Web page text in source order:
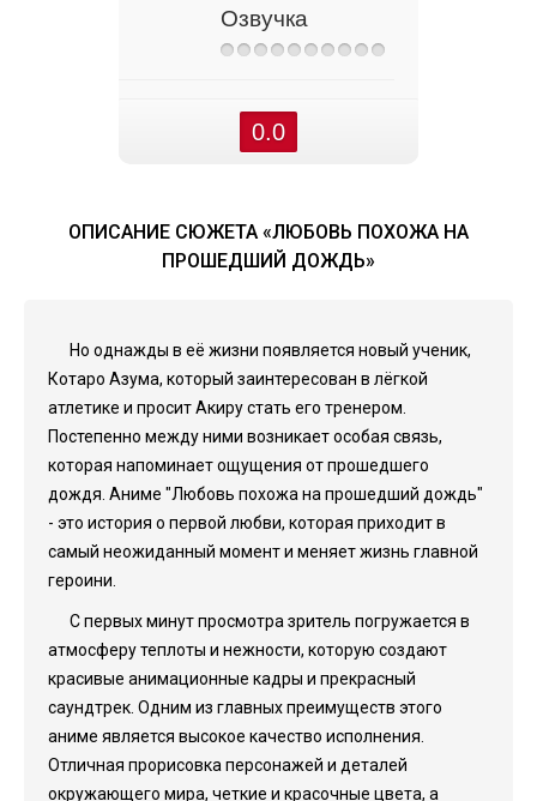
Озвучка
0.0
ОПИСАНИЕ СЮЖЕТА «ЛЮБОВЬ ПОХОЖА НА
ПРОШЕДШИЙ ДОЖДЬ»
Но однажды в её жизни появляется новый ученик,
Котаро Азума, который заинтересован в лёгкой
атлетике и просит Акиру стать его тренером.
Постепенно между ними возникает особая связь,
которая напоминает ощущения от прошедшего
дождя. Аниме "Любовь похожа на прошедший дождь"
- это история о первой любви, которая приходит в
самый неожиданный момент и меняет жизнь главной
героини.
С первых минут просмотра зритель погружается в
атмосферу теплоты и нежности, которую создают
красивые анимационные кадры и прекрасный
саундтрек. Одним из главных преимуществ этого
аниме является высокое качество исполнения.
Отличная прорисовка персонажей и деталей
окружающего мира, четкие и красочные цвета, а